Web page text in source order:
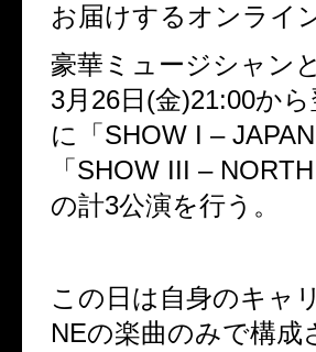
お届けするオンライ
豪華ミュージシャン
3月 26日 (金)21:00から
に「 SHOW I – JAPAN
「 SHOW III –
の計3公演を行う。
この日は自身のキャ
NEの楽曲のみで構成